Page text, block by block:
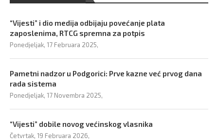
“Vijesti” i dio medija odbijaju povećanje plata
zaposlenima, RTCG spremna za potpis
Ponedjeljak, 17 Februara 2025,
Pametni nadzor u Podgorici: Prve kazne već prvog dana
rada sistema
Ponedjeljak, 17 Novembra 2025,
“Vijesti” dobile novog većinskog vlasnika
Četvrtak, 19 Februara 2026,